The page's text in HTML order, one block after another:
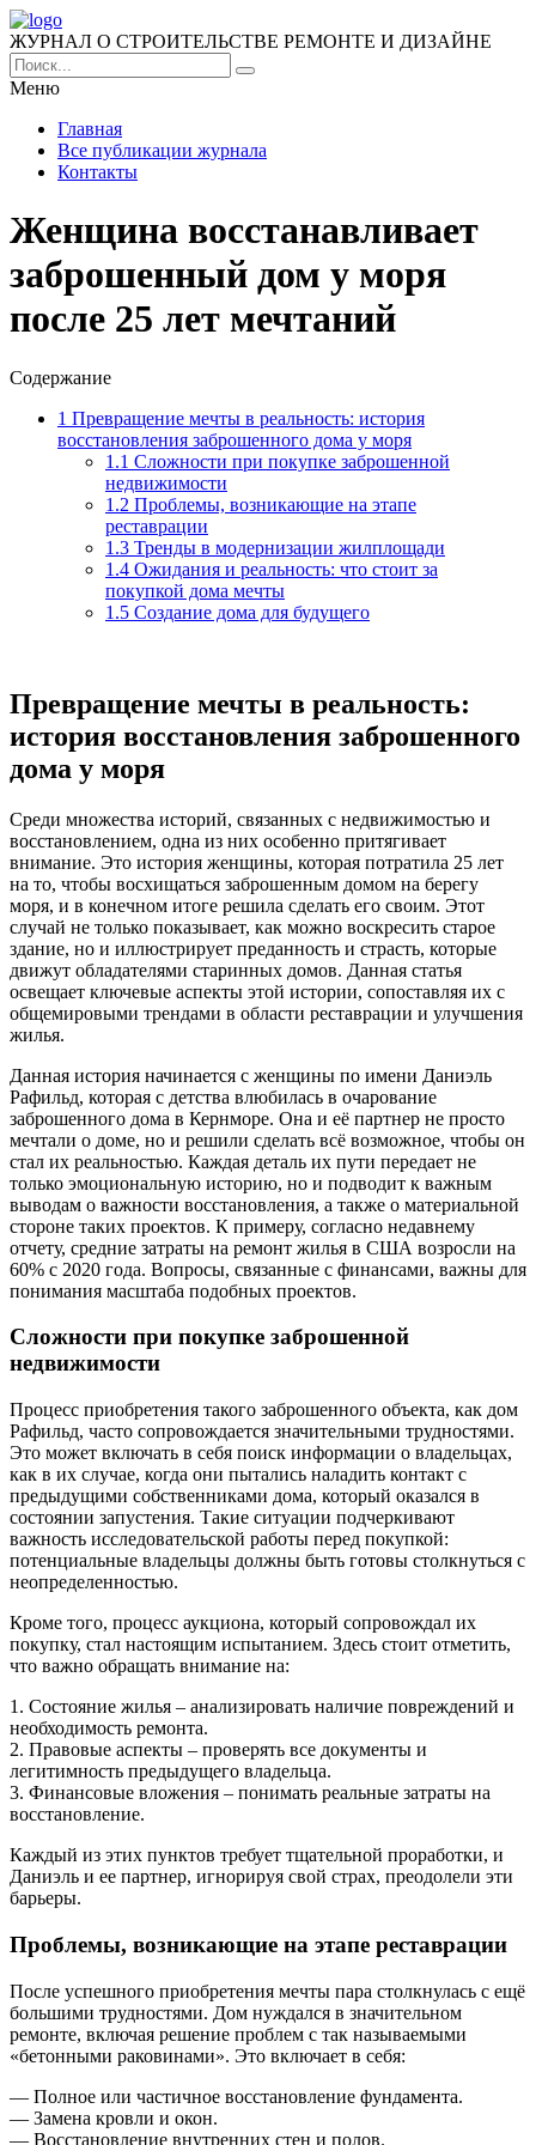
ЖУРНАЛ О СТРОИТЕЛЬСТВЕ РЕМОНТЕ И ДИЗАЙНЕ
Меню
Главная
Все публикации журнала
Контакты
Женщина восстанавливает
заброшенный дом у моря
после 25 лет мечтаний
Содержание
1 Превращение мечты в реальность: история
восстановления заброшенного дома у моря
1.1 Сложности при покупке заброшенной
недвижимости
1.2 Проблемы, возникающие на этапе
реставрации
1.3 Тренды в модернизации жилплощади
1.4 Ожидания и реальность: что стоит за
покупкой дома мечты
1.5 Создание дома для будущего
Превращение мечты в реальность:
история восстановления заброшенного
дома у моря
Среди множества историй, связанных с недвижимостью и
восстановлением, одна из них особенно притягивает
внимание. Это история женщины, которая потратила 25 лет
на то, чтобы восхищаться заброшенным домом на берегу
моря, и в конечном итоге решила сделать его своим. Этот
случай не только показывает, как можно воскресить старое
здание, но и иллюстрирует преданность и страсть, которые
движут обладателями старинных домов. Данная статья
освещает ключевые аспекты этой истории, сопоставляя их с
общемировыми трендами в области реставрации и улучшения
жилья.
Данная история начинается с женщины по имени Даниэль
Рафильд, которая с детства влюбилась в очарование
заброшенного дома в Кернморе. Она и её партнер не просто
мечтали о доме, но и решили сделать всё возможное, чтобы он
стал их реальностью. Каждая деталь их пути передает не
только эмоциональную историю, но и подводит к важным
выводам о важности восстановления, а также о материальной
стороне таких проектов. К примеру, согласно недавнему
отчету, средние затраты на ремонт жилья в США возросли на
60% с 2020 года. Вопросы, связанные с финансами, важны для
понимания масштаба подобных проектов.
Сложности при покупке заброшенной
недвижимости
Процесс приобретения такого заброшенного объекта, как дом
Рафильд, часто сопровождается значительными трудностями.
Это может включать в себя поиск информации о владельцах,
как в их случае, когда они пытались наладить контакт с
предыдущими собственниками дома, который оказался в
состоянии запустения. Такие ситуации подчеркивают
важность исследовательской работы перед покупкой:
потенциальные владельцы должны быть готовы столкнуться с
неопределенностью.
Кроме того, процесс аукциона, который сопровождал их
покупку, стал настоящим испытанием. Здесь стоит отметить,
что важно обращать внимание на:
1. Состояние жилья – анализировать наличие повреждений и
необходимость ремонта.
2. Правовые аспекты – проверять все документы и
легитимность предыдущего владельца.
3. Финансовые вложения – понимать реальные затраты на
восстановление.
Каждый из этих пунктов требует тщательной проработки, и
Даниэль и ее партнер, игнорируя свой страх, преодолели эти
барьеры.
Проблемы, возникающие на этапе реставрации
После успешного приобретения мечты пара столкнулась с ещё
большими трудностями. Дом нуждался в значительном
ремонте, включая решение проблем с так называемыми
«бетонными раковинами». Это включает в себя:
— Полное или частичное восстановление фундамента.
— Замена кровли и окон.
— Восстановление внутренних стен и полов.